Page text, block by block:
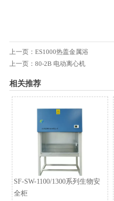
上一页： ES1000热盖金属浴
上一页： 80-2B 电动离心机
相关推荐
SF-SW-1100/1300系列生物安
全柜